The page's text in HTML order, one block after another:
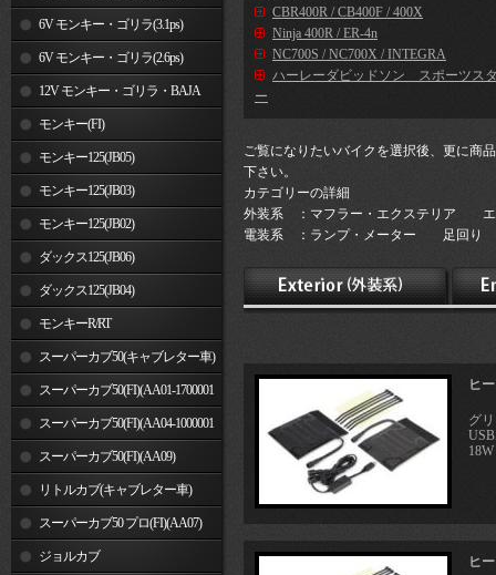
6V モンキー・ゴリラ(3.1ps)
6V モンキー・ゴリラ(2.6ps)
12V モンキー・ゴリラ・BAJA
モンキー(FI)
モンキー125(JB05)
モンキー125(JB03)
モンキー125(JB02)
ダックス125(JB06)
ダックス125(JB04)
モンキーR/RT
スーパーカブ50(キャブレター車)
スーパーカブ50(FI)(AA01-1700001
～) スーパーカブ50(FI)(AA04-1000001
～) スーパーカブ50(FI)(AA09)
リトルカブ(キャブレター車)
スーパーカブ50 プロ(FI)(AA07)
ジョルカブ
CBR400R / CB400F / 400X
Ninja 400R / ER-4n
NC700S / NC700X / INTEGRA
ハーレーダビッドソン スポーツス
ー
ご覧になりたいバイクを選択後、更に商
下さい。
カテゴリーの詳細
外装系 ：マフラー・エクステリア エ
電装系 ：ランプ・メーター 足回り
ヒ
グ
ヒ